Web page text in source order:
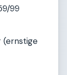
99
(ernstige